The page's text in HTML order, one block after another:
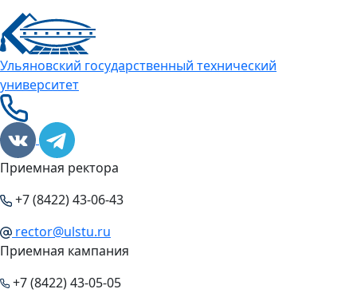
Ульяновский государственный технический
университет
Приемная ректора
+7 (8422) 43-06-43
rector@ulstu.ru
Приемная кампания
+7 (8422) 43-05-05